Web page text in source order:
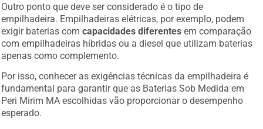
Outro ponto que deve ser considerado é o tipo de
empilhadeira. Empilhadeiras elétricas, por exemplo, podem
exigir baterias comcapacidades diferentes em comparação
com empilhadeiras híbridas ou a diesel que utilizam baterias
apenas como complemento.
Por isso, conhecer as exigências técnicas da empilhadeira é
fundamental para garantir que as Baterias Sob Medida em
Peri Mirim MA escolhidas vão proporcionar o desempenho
esperado.